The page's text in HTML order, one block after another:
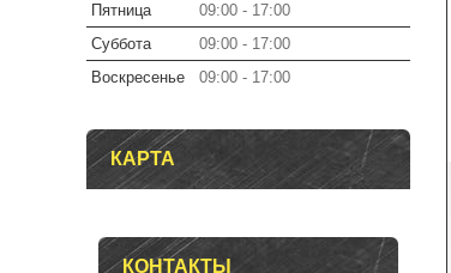
Пятница
09:00
17:00
Суббота
09:00
17:00
Воскресенье
09:00 17:00
КАРТА
КОНТАКТЫ